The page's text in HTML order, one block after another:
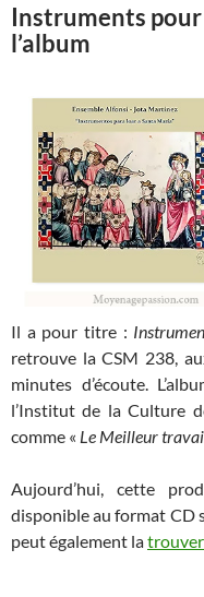
Instruments
l’album
Il a pour titre :
retrouve la CSM 238,
minutes d’écoute.
l’Institut de la Culture
comme « Le Meilleur
Aujourd’hui, cette
disponible au format CD
peut également la